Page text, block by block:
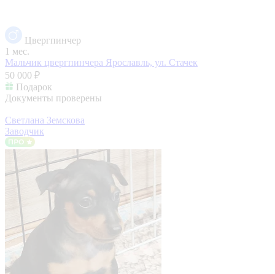
Цвергпинчер
1 мес.
Мальчик цвергпинчера Ярославль, ул. Стачек
50 000 ₽
Подарок
Документы проверены
Светлана Земскова
Заводчик